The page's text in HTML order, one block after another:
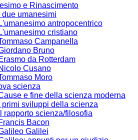
e Rinascimento
I due umanesimi
L'umanesimo antropocentrico
L'umanesimo cristiano
Campanella
Bruno
da Rotterdam
Cusano
Moro
scienza
e fine della scienza moderna
I primi sviluppi della scienza
Il rapporto scienza/filosofia
Bacon
Galilei